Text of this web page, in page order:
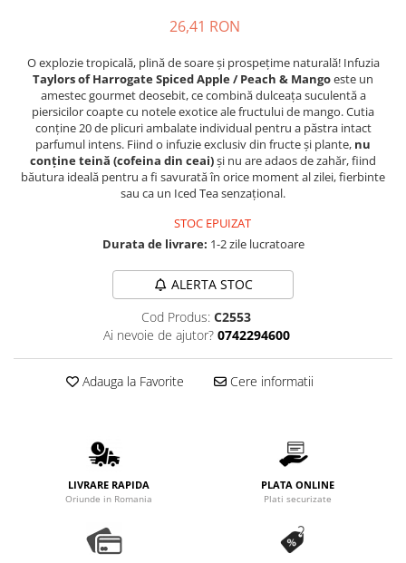
Ciocolata calda
Lapte instant
Pliculete Zahar si Miere
Siropuri
Topping
Stabilizatoare tensiune
Piese schimb espressoare
Accesorii si intretinere
Portafiltre
26,41 RON
O explozie tropicală, plină de soare și prospețime naturală! Infuzia
Taylors of Harrogate Spiced Apple / Peach & Mangoeste un
amestec gourmet deosebit, ce combină dulceața suculentă a
piersicilor coapte cu notele exotice ale fructului de mango. Cutia
conține 20 de plicuri ambalate individual pentru a păstra intact
parfumul intens. Fiind o infuzie exclusiv din fructe și plante, nu
conține teină (cofeina din ceai)și nu are adaos de zahăr, fiind
băutura ideală pentru a fi savurată în orice moment al zilei, fierbinte
sau ca un Iced Tea senzațional.
STOC EPUIZAT
Durata de livrare: 1-2 zile lucratoare
ALERTA STOC
Cod Produs: C2553
Ai nevoie de ajutor? 0742294600
Adauga la Favorite Cere informatii
LIVRARE RAPIDA
Oriunde in Romania
PLATA ONLINE
Plati securizate